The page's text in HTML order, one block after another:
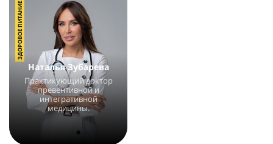
Наталья Зубарева
Практикующий доктор
превентивной и
интегративной
медицины.
21
ЗДОРОВОЕ ПИТАНИЕ